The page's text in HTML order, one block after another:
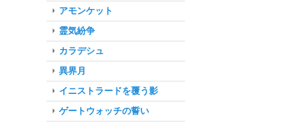
アモンケット
霊気紛争
カラデシュ
異界月
イニストラードを覆う影
ゲートウォッチの誓い